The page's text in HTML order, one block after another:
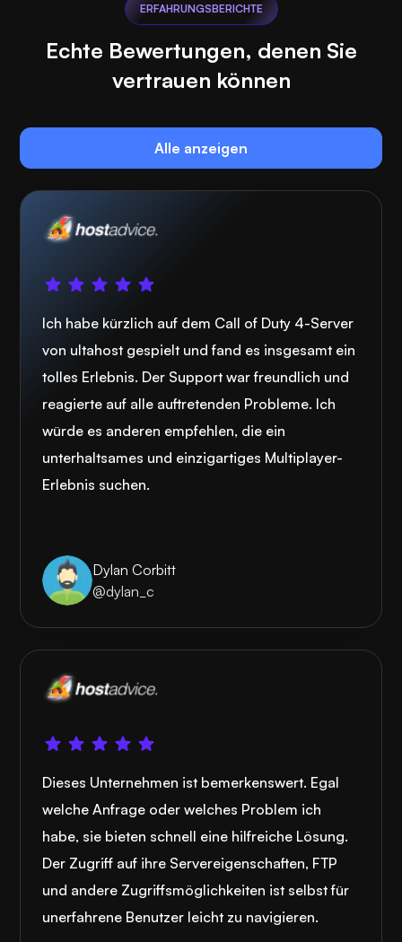
ERFAHRUNGSBERICHTE
Echte Bewertungen, denen Sie
vertrauen können
Alle anzeigen
Ich habe kürzlich auf dem Call of Duty 4-Server
von ultahost gespielt und fand es insgesamt ein
tolles Erlebnis. Der Support war freundlich und
reagierte auf alle auftretenden Probleme. Ich
würde es anderen empfehlen, die ein
unterhaltsames und einzigartiges Multiplayer-
Erlebnis suchen.
Dylan Corbitt
@dylan_c
Dieses Unternehmen ist bemerkenswert. Egal
welche Anfrage oder welches Problem ich
habe, sie bieten schnell eine hilfreiche Lösung.
Der Zugriff auf ihre Servereigenschaften, FTP
und andere Zugriffsmöglichkeiten ist selbst für
unerfahrene Benutzer leicht zu navigieren.